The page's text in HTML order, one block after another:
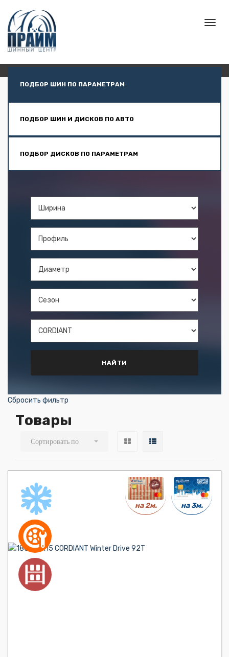
ПОДБОР ШИН ПО ПАРАМЕТРАМ
ПОДБОР ШИН И ДИСКОВ ПО АВТО
ПОДБОР ДИСКОВ ПО ПАРАМЕТРАМ
до
Сбросить фильтр
Товары
Сортировать по
на 2м. на 3м.